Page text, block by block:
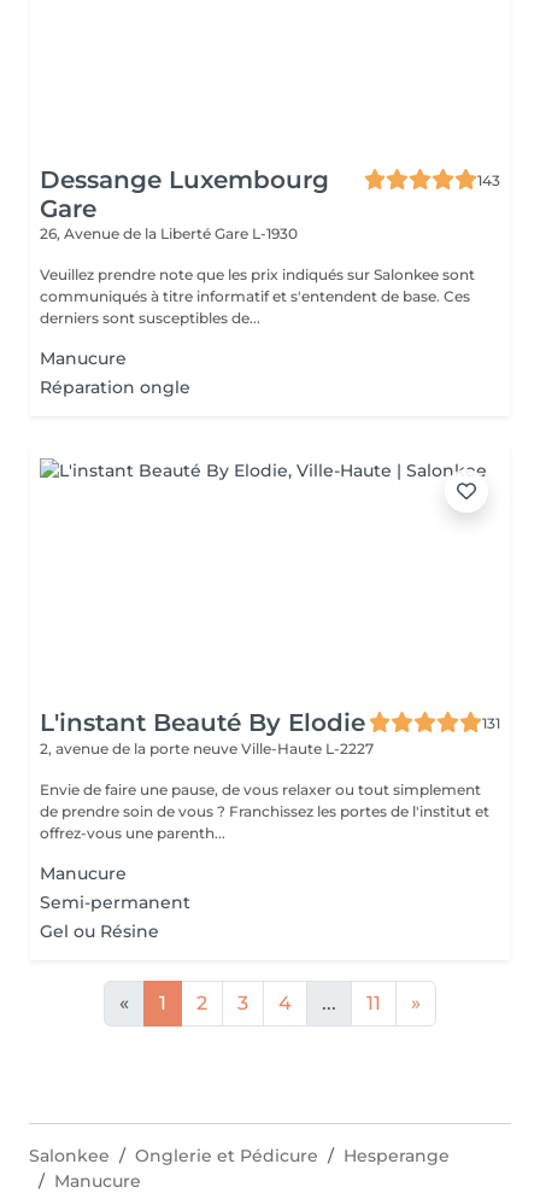
Dessange Luxembourg
Gare
143
26, Avenue de la Liberté Gare L-1930
Veuillez prendre note que les prix indiqués sur Salonkee sont
communiqués à titre informatif et s'entendent de base. Ces
derniers sont susceptibles de...
Manucure
Réparation ongle
L'instant Beauté By Elodie
131
2, avenue de la porte neuve Ville-Haute L-2227
Envie de faire une pause, de vous relaxer ou tout simplement
de prendre soin de vous ? Franchissez les portes de l'institut et
offrez-vous une parenth...
Manucure
Semi-permanent
Gel ou Résine
« 1 2 3 4 ... 11 »
Salonkee Onglerie et Pédicure
Hesperange
Manucure